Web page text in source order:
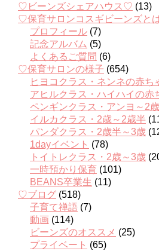
♡ビーンズシェアハウス♡ (13)
♡保育サロンコスギビーンズと
プロフィール (7)
記念アルバム (5)
よくあるご質問 (6)
♡保育サロンの様子 (654)
ヒヨコクラス・ネンネの赤ち
アヒルクラス・ハイハイの赤
ペンギンクラス・アンヨ～2歳
イルカクラス・2歳～2歳半
パンダクラス・2歳半～3歳
1dayイベント (78)
トイトレクラス・2歳～3歳
一時預かり保育 (101)
BEANS卒業生 (11)
♡ブログ (518)
子育て禅語 (7)
動画 (114)
ビーンズのオススメ (25)
プライベート (65)